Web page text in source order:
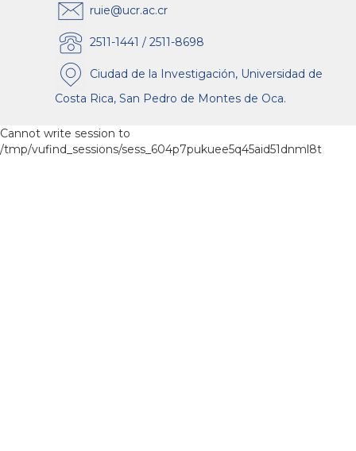
ruie@ucr.ac.cr
2511-1441 / 2511-8698
Ciudad de la Investigación, Universidad de
Costa Rica, San Pedro de Montes de Oca.
Cannot write session to
/tmp/vufind_sessions/sess_604p7pukuee5q45aid51dnml8t